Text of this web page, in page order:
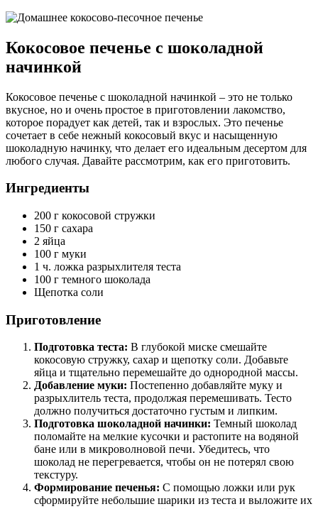
Кокосовое печенье с шоколадной
начинкой
Кокосовое печенье с шоколадной начинкой – это не только
вкусное, но и очень простое в приготовлении лакомство,
которое порадует как детей, так и взрослых. Это печенье
сочетает в себе нежный кокосовый вкус и насыщенную
шоколадную начинку, что делает его идеальным десертом для
любого случая. Давайте рассмотрим, как его приготовить.
Ингредиенты
200 г кокосовой стружки
150 г сахара
2 яйца
100 г муки
1 ч. ложка разрыхлителя теста
100 г темного шоколада
Щепотка соли
Приготовление
Подготовка теста: В глубокой миске смешайте
кокосовую стружку, сахар и щепотку соли. Добавьте
яйца и тщательно перемешайте до однородной массы.
Добавление муки: Постепенно добавляйте муку и
разрыхлитель теста, продолжая перемешивать. Тесто
должно получиться достаточно густым и липким.
Подготовка шоколадной начинки: Темный шоколад
поломайте на мелкие кусочки и растопите на водяной
бане или в микроволновой печи. Убедитесь, что
шоколад не перегревается, чтобы он не потерял свою
текстуру.
Формирование печенья: С помощью ложки или рук
сформируйте небольшие шарики из теста и выложите их